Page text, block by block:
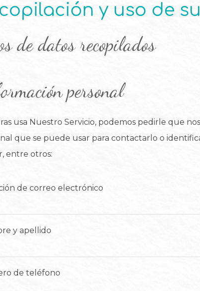
y uso de
de datos recopilados
personal
usa Nuestro Servicio, podemos pedirle que
que se puede usar para contactarlo o
entre otros:
de correo electrónico
y apellido
de teléfono